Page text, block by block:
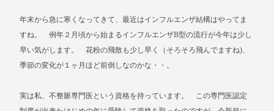
年末から急に寒くなってきて、最近はインフルエンザ結構はやってま
すね。 例年２月頃から始まるインフルエンザB型の流行が今年は少し
早い気がします。 花粉の飛散も少し早く（そろそろ飛んでますね)、
季節の変化が１ヶ月ほど前倒しなのかな・・。
実は私、不整脈専門医という資格を持っています。 この専門医認定